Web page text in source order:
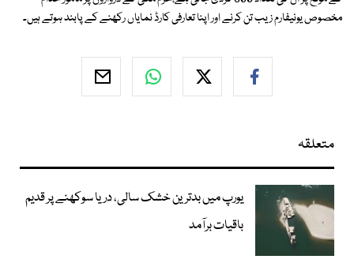
مخصوص یونیفارم زیب تن کرنے اور اپنا تعارفی کارڈ نمایاں رکھنے کے پابند ہوتے ہیں۔
متعلقہ
یورپ میں بدترین خشک سالی، دریا سوکھنے پر قدیم
باقیات برآمد